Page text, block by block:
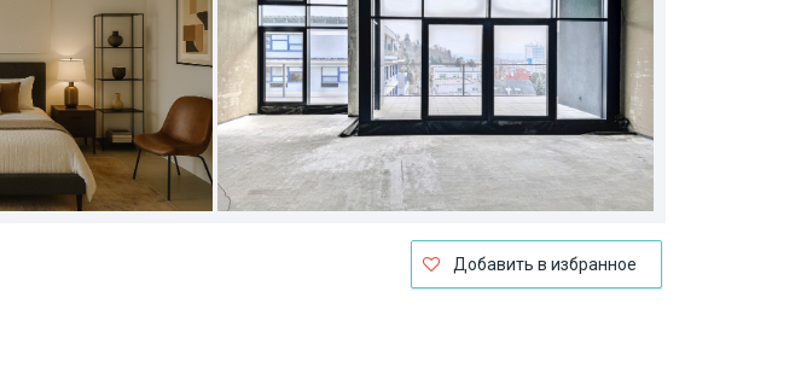
Добавить в избранное